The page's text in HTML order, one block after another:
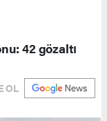
42 gözaltı
OL